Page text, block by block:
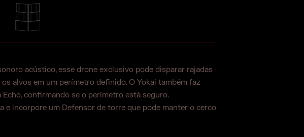
acústico, esse drone exclusivo pode disparar rajadas
alvos em um perímetro definido. O Yokai também faz
confirmando se o perímetro está seguro.
e incorpore um Defensor de torre que pode manter o cerco